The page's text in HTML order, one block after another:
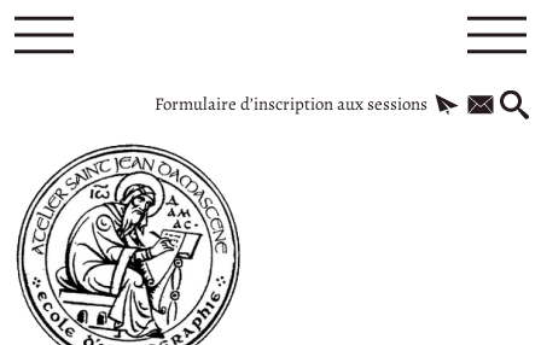
Formulaire d’inscription aux sessions